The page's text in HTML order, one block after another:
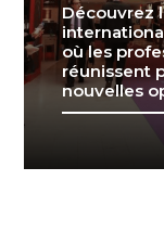
Découvrez
où les
réunissent
nouvelles